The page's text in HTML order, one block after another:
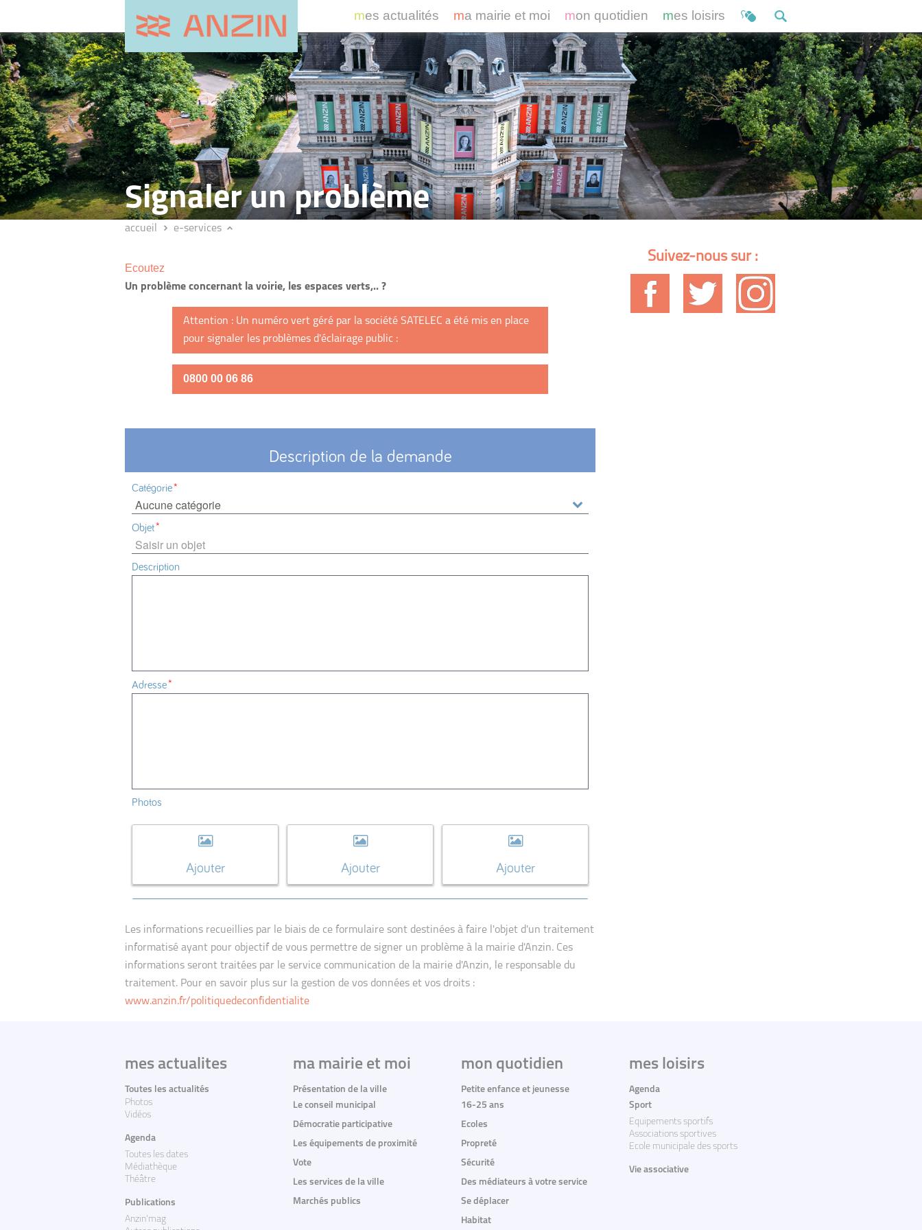
mes actualités ma mairie et moi mon quotidien mes loisirs
Signaler un problème
accueil e-services
Ecoutez
Un problème concernant la voirie, les espaces verts,.. ?
Attention : Un numéro vert géré par la société SATELEC a été mis en place
pour signaler les problèmes d'éclairage public :
0800 00 06 86
Les informations recueillies par le biais de ce formulaire sont destinées à faire l'objet d'un traitement
informatisé ayant pour objectif de vous permettre de signer un problème à la mairie d'Anzin. Ces
informations seront traitées par le service communication de la mairie d'Anzin, le responsable du
traitement. Pour en savoir plus sur la gestion de vos données et vos droits :
www.anzin.fr/politiquedeconfidentialite
Suivez-nous sur :
mes actualites
Toutes les actualités
Photos
Vidéos
Agenda
Toutes les dates
Médiathèque
Théâtre
Publications
Anzin'mag
ma mairie et moi
Présentation de la ville
Le conseil municipal
Démocratie participative
Les équipements de proximité
Vote
Les services de la ville
Marchés publics
mon quotidien
Petite enfance et jeunesse
16-25 ans
Ecoles
Propreté
Sécurité
Des médiateurs à votre service
Se déplacer
Habitat
mes loisirs
Agenda
Sport
Equipements sportifs
Associations sportives
Ecole municipale des sports
Vie associative